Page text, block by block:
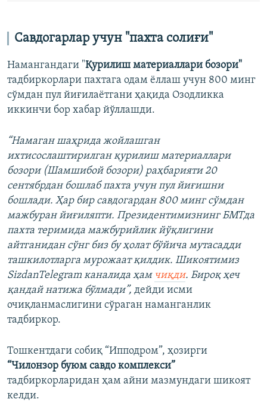
Савдогарлар учун "пахта солиғи"
Намангандаги "Қурилиш материаллари бозори"
тадбиркорлари пахтага одам ёллаш учун 800 минг
сўмдан пул йиғилаётгани ҳақида Озодликка
иккинчи бор хабар йўллашди.
“Намаган шаҳрида жойлашган
ихтисослаштирилган қурилиш материаллари
бозори (Шамшибой бозори) раҳбарияти 20
сентябрдан бошлаб пахта учун пул йиғишни
бошлади. Ҳар бир савдогардан 800 минг сўмдан
мажбуран йиғиляпти. Президентимизнинг БМТда
пахта теримида мажбурийлик йўқлигини
айтганидан сўнг биз бу ҳолат бўйича мутасадди
ташкилотларга мурожаат қилдик. Шикоятимиз
SizdanTelegram каналида ҳам чиқди. Бироқ ҳеч
қандай натижа бўлмади”, дейди исми
очиқланмаслигини сўраган наманганлик
тадбиркор.
Тошкентдаги собиқ “Ипподром”, ҳозирги
“Чилонзор буюм савдо комплекси”
тадбиркорларидан ҳам айни мазмундаги шикоят
келди.